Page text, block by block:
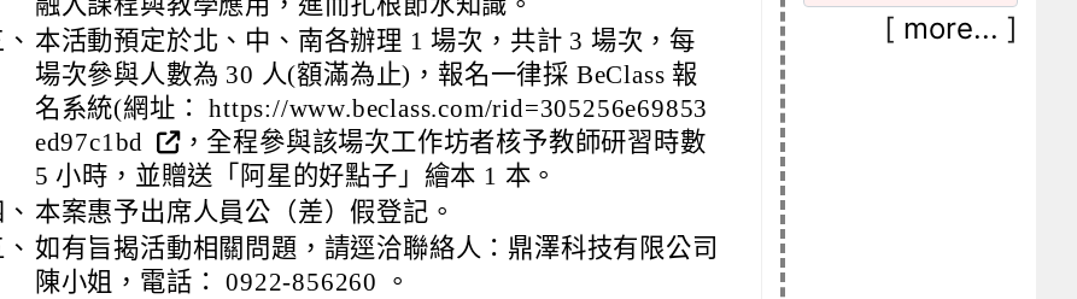
本活動預定於北、中、南各辦理 1 場次，共計 3 場次，每
場次參與人數為 30 人(額滿為止)，報名一律採 BeClass 報
名系統(網址： https://www.beclass.com/rid=305256e69853
ed97c1bd
，全程參與該場次工作坊者核予教師研習時數
5 小時，並贈送「阿星的好點子」繪本 1 本。
本案惠予出席人員公（差）假登記。
如有旨揭活動相關問題，請逕洽聯絡人：鼎澤科技有限公司
陳小姐，電話： 0922-856260 。
[ more... ]